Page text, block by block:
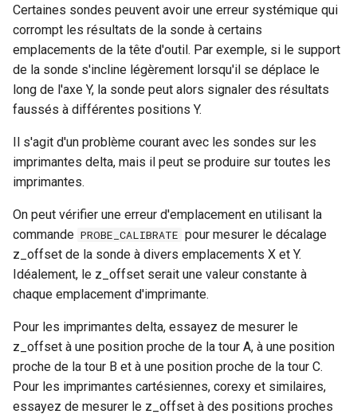
Certaines sondes peuvent avoir une erreur systémique qui
corrompt les résultats de la sonde à certains
emplacements de la tête d'outil. Par exemple, si le support
de la sonde s'incline légèrement lorsqu'il se déplace le
long de l'axe Y, la sonde peut alors signaler des résultats
faussés à différentes positions Y.
Il s'agit d'un problème courant avec les sondes sur les
imprimantes delta, mais il peut se produire sur toutes les
imprimantes.
On peut vérifier une erreur d'emplacement en utilisant la
commande PROBE_CALIBRATE pour mesurer le décalage
z_offset de la sonde à divers emplacements X et Y.
Idéalement, le z_offset serait une valeur constante à
chaque emplacement d'imprimante.
Pour les imprimantes delta, essayez de mesurer le
z_offset à une position proche de la tour A, à une position
proche de la tour B et à une position proche de la tour C.
Pour les imprimantes cartésiennes, corexy et similaires,
essayez de mesurer le z_offset à des positions proches